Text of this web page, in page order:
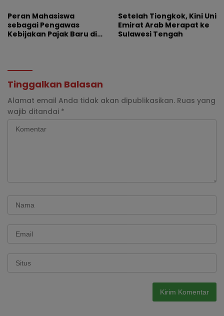
Peran Mahasiswa
sebagai Pengawas
Kebijakan Pajak Baru di
Setelah Tiongkok, Kini Uni
Emirat Arab Merapat ke
Sulawesi Tengah
Tinggalkan Balasan
Alamat email Anda tidak akan dipublikasikan. Ruas yang
wajib ditandai *